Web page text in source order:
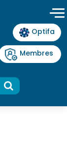
Optifa
Membres